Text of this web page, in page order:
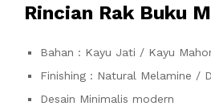
Rincian Rak Buku
Bahan : Kayu Jati / Kayu
Finishing : Natural Melamine /
Desain Minimalis modern